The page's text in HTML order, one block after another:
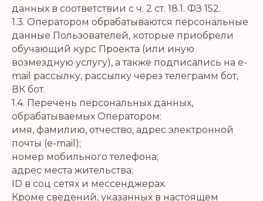
данных в соответствии с ч. 2 ст. 18.1. ФЗ 152.
1.3. Оператором обрабатываются персональные
данные Пользователей, которые приобрели
обучающий курс Проекта (или иную
возмездную услугу), а также подписались на e-
mail рассылку, рассылку через телеграмм бот,
ВК бот.
1.4. Перечень персональных данных,
обрабатываемых Оператором:
имя, фамилию, отчество; адрес электронной
почты (e-mail);
номер мобильного телефона;
адрес места жительства;
ID в соц сетях и мессенджерах.
Кроме сведений, указанных в настоящем